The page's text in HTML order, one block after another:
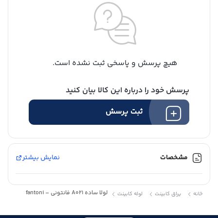
شارژ کیف پول
هیچ پرسش و پاسخی ثبت نشده است.
پرسش خود را درباره این کالا بیان کنید
ثبت پرسش
مشخصات نمایش بیشتر
خانه یراق کابینت لوله کابینت لولا ساده A021 فانتونی – fantoni